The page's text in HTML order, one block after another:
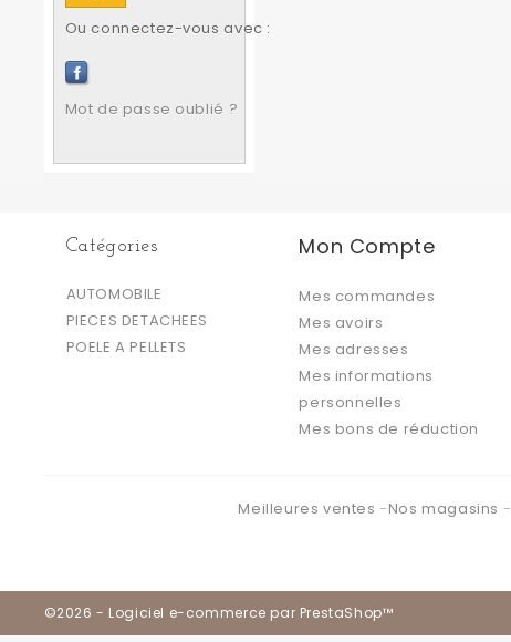
Ou connectez-vous avec :
Mot de passe oublié ?
Catégories
AUTOMOBILE
PIECES DETACHEES
POELE A PELLETS
Mon Compte
Mes commandes
Mes avoirs
Mes adresses
Mes informations
personnelles
Mes bons de réduction
Meilleures ventes Nos magasins
©2026 - Logiciel e-commerce par PrestaShop™